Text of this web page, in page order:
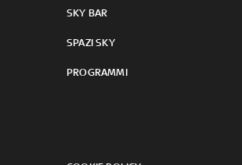
SKY BAR
SPAZI SKY
PROGRAMMI